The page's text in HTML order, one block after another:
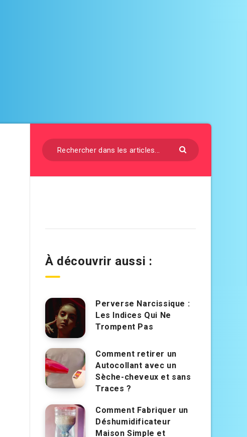
À découvrir aussi :
Perverse Narcissique :
Les Indices Qui Ne
Trompent Pas
Comment retirer un
Autocollant avec un
Sèche-cheveux et sans
Traces ?
Comment Fabriquer un
Déshumidificateur
Maison Simple et